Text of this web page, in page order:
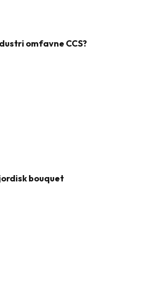
omfavne CCS?
bouquet